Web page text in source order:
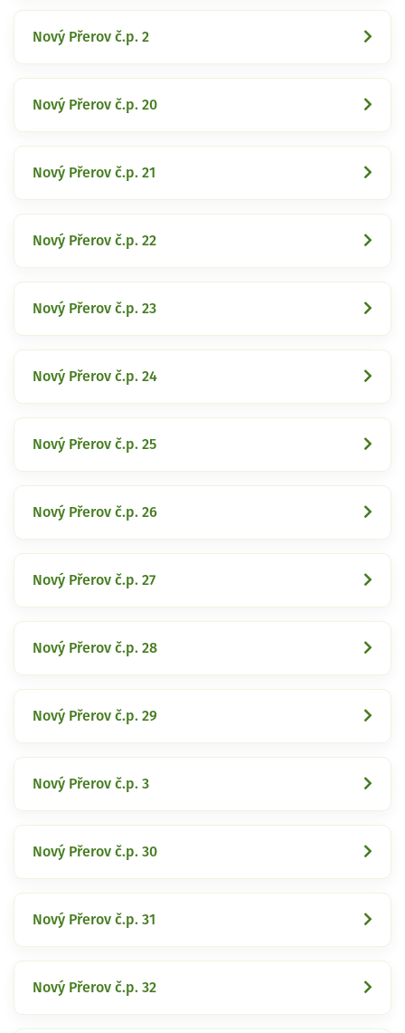
Nový Přerov č.p. 2
Nový Přerov č.p. 20
Nový Přerov č.p. 21
Nový Přerov č.p. 22
Nový Přerov č.p. 23
Nový Přerov č.p. 24
Nový Přerov č.p. 25
Nový Přerov č.p. 26
Nový Přerov č.p. 27
Nový Přerov č.p. 28
Nový Přerov č.p. 29
Nový Přerov č.p. 3
Nový Přerov č.p. 30
Nový Přerov č.p. 31
Nový Přerov č.p. 32